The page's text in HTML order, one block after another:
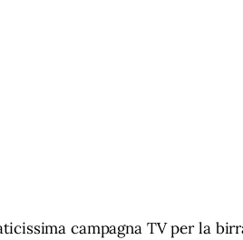
campagna TV per la